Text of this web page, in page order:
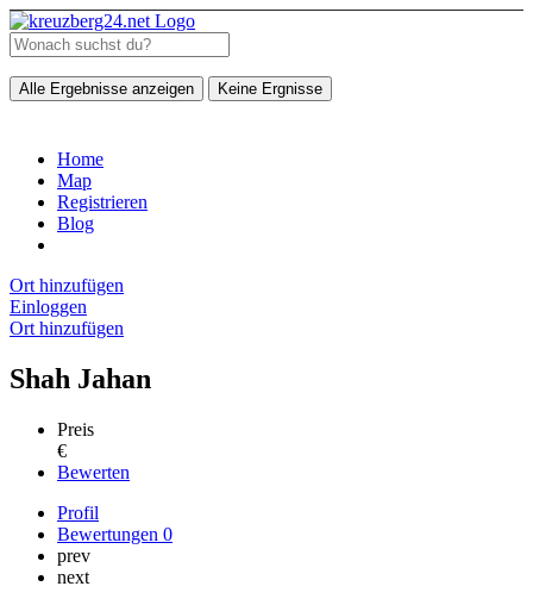
Alle Ergebnisse anzeigen Keine Ergnisse
Home
Map
Registrieren
Blog
Ort hinzufügen
Einloggen
Ort hinzufügen
Shah Jahan
Preis
€
Bewerten
Profil
Bewertungen 0
prev
next